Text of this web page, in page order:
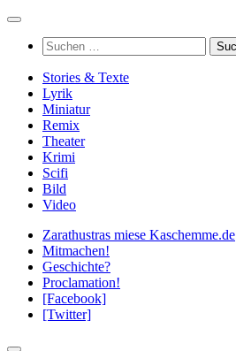
Zum
springenSuchen
nach:
Stories & Texte
Lyrik
Miniatur
Remix
Theater
Krimi
Scifi
Bild
Video
Zarathustras miese Kaschemme.de
Mitmachen!
Geschichte?
Proclamation!
[Facebook]
[Twitter]